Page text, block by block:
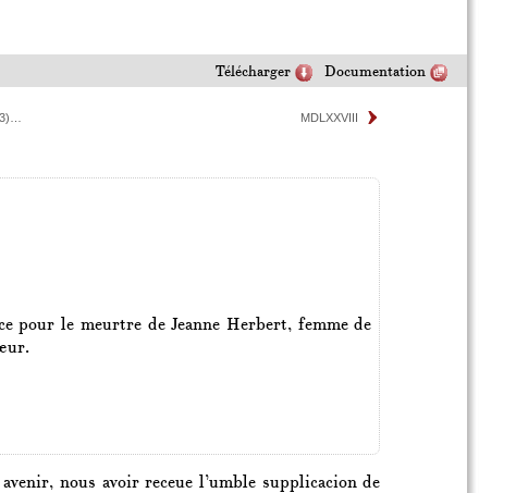
Documentation
Télécharger
MDLXXVIII
pour le meurtre de Jeanne Herbert, femme de
nous avoir receue l’umble supplicacion de